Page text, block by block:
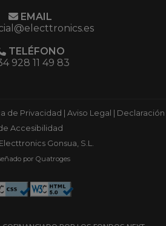
EMAIL
TELÉFONO
928 11 49 83
de Privacidad Aviso Legal
Declaración
Accesibilidad
Gonsua, S.L.
por Quatroges